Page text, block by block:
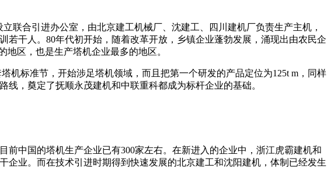
联合引进办公室，由北京建工机械厂、沈建工、四川建机厂负责生产主机，
干人。80年代初开始，随着改革开放，乡镇企业蓬勃发展，涌现出由农民企
区，也是生产塔机企业最多的地区。
机标准节，开始涉足塔机领域，而且把第一个研发的产品定位为125t m，同样
，奠定了抚顺永茂建机和中联重科都成为标杆企业的基础。
中国的塔机生产企业已有300家左右。在新进入的企业中，浙江虎霸建机和
业。而在技术引进时期得到快速发展的北京建工和沈阳建机，体制已经发生